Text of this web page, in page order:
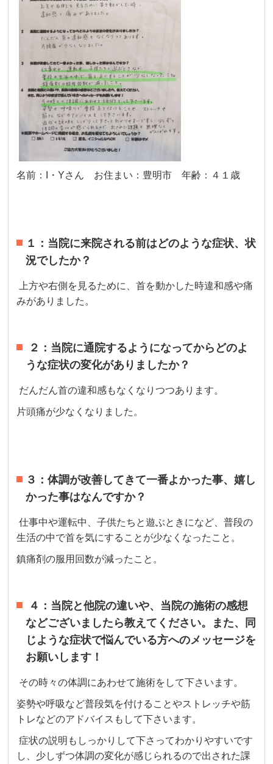
名前：I・Yさん お住まい：豊明市 年齢：４１歳
１：当院に来院される前はどのような症状、状
況でしたか？
上方や右側を見るために、首を動かした時違和感や痛
みがありました。
２：当院に通院するようになってからどのよ
うな症状の変化がありましたか？
だんだん首の違和感もなくなりつつあります。
片頭痛が少なくなりました。
３：体調が改善してきて一番よかった事、嬉し
かった事はなんですか？
仕事中や運転中、子供たちと遊ぶときになど、普段の
生活の中で首を気にすることが少なくなったこと。
鎮痛剤の服用回数が減ったこと。
４：当院と他院の違いや、当院の施術の感想
などございましたら教えてください。また、同
じような症状で悩んでいる方へのメッセージを
お願いします！
その時々の体調にあわせて施術をして下さいます。
姿勢や呼吸など普段気を付けることやストレッチや筋
トレなどのアドバイスもして下さいます。
症状の説明もしっかりして下さってわかりやすいです
し、少しずつ体調の変化が感じられるので出された課